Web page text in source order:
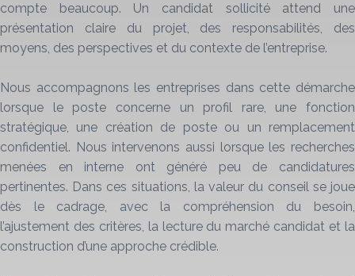
compte beaucoup. Un candidat sollicité attend une
présentation claire du projet, des responsabilités, des
moyens, des perspectives et du contexte de l’entreprise.
Nous accompagnons les entreprises dans cette démarche
lorsque le poste concerne un profil rare, une fonction
stratégique, une création de poste ou un remplacement
confidentiel. Nous intervenons aussi lorsque les recherches
menées en interne ont généré peu de candidatures
pertinentes. Dans ces situations, la valeur du conseil se joue
dès le cadrage, avec la compréhension du besoin,
l’ajustement des critères, la lecture du marché candidat et la
construction d’une approche crédible.